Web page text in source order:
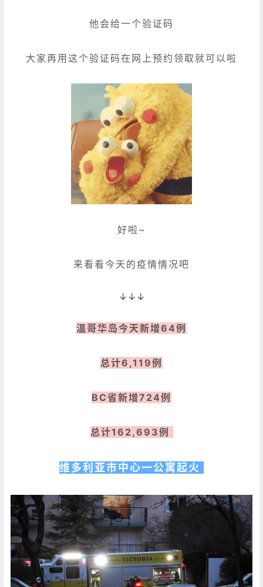
他会给一个验证码
大家再用这个验证码在网上预约领取就可以啦
好啦~
来看看今天的疫情情况吧
↓↓↓
温哥华岛今天新增64例
总计6,119例
BC省新增724例
总计162,693例
维多利亚市中心一公寓起火